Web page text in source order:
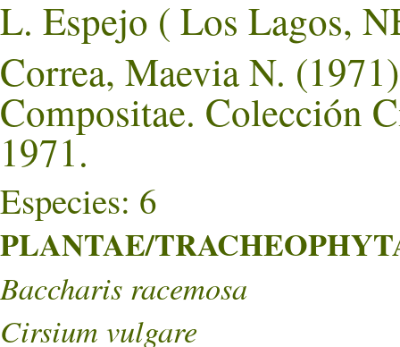
L. Espejo ( Los Lagos,
Correa, Maevia N.
Compositae. Colección
1971.
Especies: 6
PLANTAE/
Baccharis racemosa
Cirsium vulgare